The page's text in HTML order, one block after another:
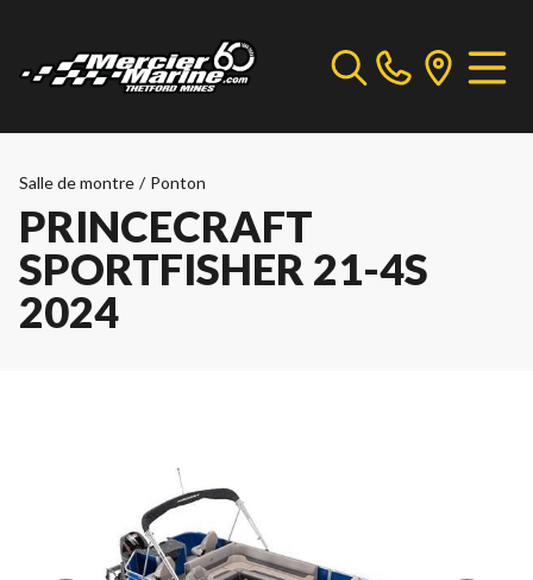
Salle de montre / Ponton
PRINCECRAFT
SPORTFISHER 21-4S
2024